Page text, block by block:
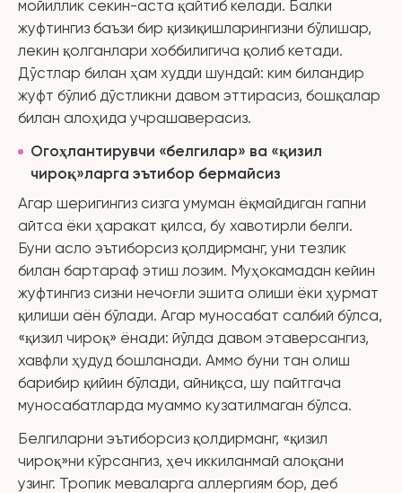
мойиллик секин-аста қайтиб келади. Балки
жуфтингиз баъзи бир қизиқишларингизни бўлишар,
лекин қолганлари хоббилигича қолиб кетади.
Дўстлар билан ҳам худди шундай: ким биландир
жуфт бўлиб дўстликни давом эттирасиз, бошқалар
билан алоҳида учрашаверасиз.
Огоҳлантирувчи «белгилар» ва «қизил
чироқ»ларга эътибор бермайсиз
Агар шеригингиз сизга умуман ёқмайдиган гапни
айтса ёки ҳаракат қилса, бу хавотирли белги.
Буни асло эътиборсиз қолдирманг, уни тезлик
билан бартараф этиш лозим. Муҳокамадан кейин
жуфтингиз сизни нечоғли эшита олиши ёки ҳурмат
қилиши аён бўлади. Агар муносабат салбий бўлса,
«қизил чироқ» ёнади: йўлда давом этаверсангиз,
хавфли ҳудуд бошланади. Аммо буни тан олиш
барибир қийин бўлади, айниқса, шу пайтгача
муносабатларда муаммо кузатилмаган бўлса.
Белгиларни эътиборсиз қолдирманг, «қизил
чироқ»ни кўрсангиз, ҳеч иккиланмай алоқани
узинг. Тропик меваларга аллергиям бор, деб